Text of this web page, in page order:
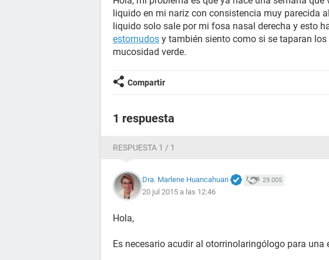
liquido en mi nariz con consistencia muy parecida
liquido solo sale por mi fosa nasal derecha y esto
estornudos y también siento como si se taparan
mucosidad verde.
Compartir
1 respuesta
RESPUESTA 1 / 1
Dra. Marlene Huancahuari 29.005
20 jul 2015 a las 12:46
Hola,
Es necesario acudir al otorrinolaringólogo para